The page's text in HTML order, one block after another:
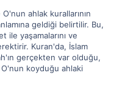
ahlak kurallarının
geldiği belirtilir. Bu,
ile yaşamalarını ve
Kuran'da, İslam
gerçekten var olduğu,
O'nun koyduğu ahlaki